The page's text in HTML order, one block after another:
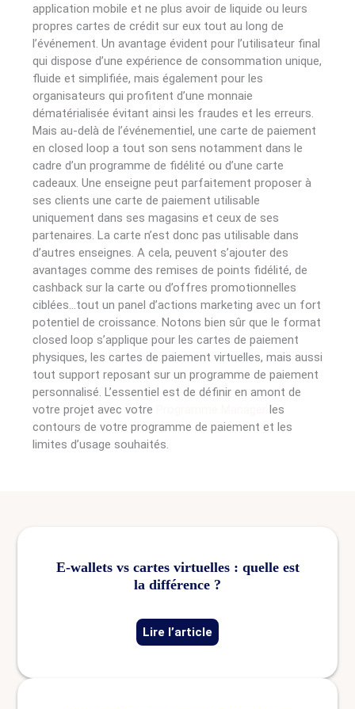
application mobile et ne plus avoir de liquide ou leurs
propres cartes de crédit sur eux tout au long de
l’événement. Un avantage évident pour l’utilisateur final
qui dispose d’une expérience de consommation unique,
fluide et simplifiée, mais également pour les
organisateurs qui profitent d’une monnaie
dématérialisée évitant ainsi les fraudes et les erreurs.
Mais au-delà de l’événementiel, une carte de paiement
en closed loop a tout son sens notamment dans le
cadre d’un programme de fidélité ou d’une carte
cadeaux. Une enseigne peut parfaitement proposer à
ses clients une carte de paiement utilisable
uniquement dans ses magasins et ceux de ses
partenaires. La carte n’est donc pas utilisable dans
d’autres enseignes. A cela, peuvent s’ajouter des
avantages comme des remises de points fidélité, de
cashback sur la carte ou d’offres promotionnelles
ciblées…tout un panel d’actions marketing avec un fort
potentiel de croissance. Notons bien sûr que le format
closed loop s’applique pour les cartes de paiement
physiques, les cartes de paiement virtuelles, mais aussi
tout support reposant sur un programme de paiement
personnalisé. L’essentiel est de définir en amont de
votre projet avec votre
les
contours de votre programme de paiement et les
limites d’usage souhaités.
E-wallets vs cartes virtuelles : quelle est
la différence ?
Lire l’article